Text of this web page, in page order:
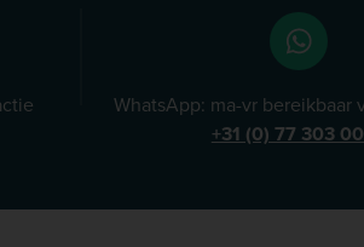
WhatsApp: ma-vr bereikbaar
+31 (0) 77 303